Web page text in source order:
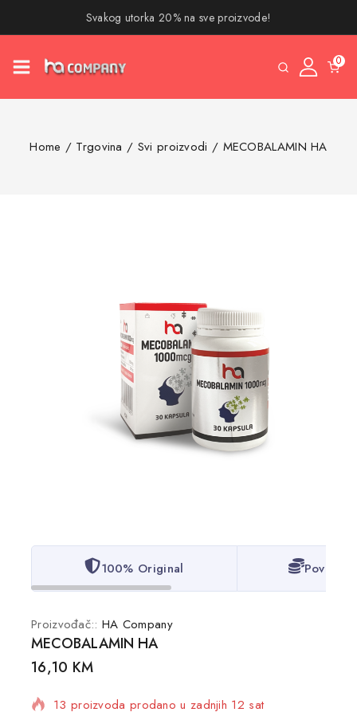
Svakog utorka 20% na sve proizvode!
0
Home / Trgovina / Svi proizvodi / MECOBALAMIN HA
100% Original
Proizvođač:: HA Company
MECOBALAMIN HA
16,10 KM
13 proizvoda prodano u zadnjih 12 sat